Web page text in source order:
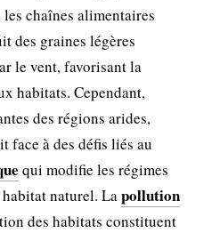
chaînes alimentaires
des graines légères
le vent, favorisant la
habitats. Cependant,
des régions arides,
à des défis liés au
qui modifie les régimes
naturel. Lapollution
des habitats constituent